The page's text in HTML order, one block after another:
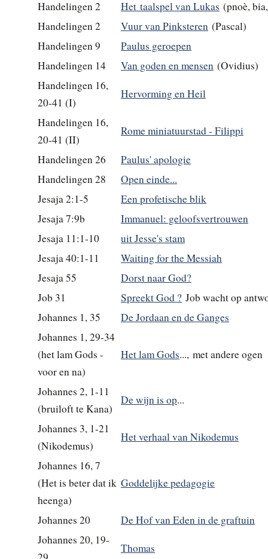
Handelingen 2 Het taalspel van Lukas (pnoè,
Handelingen 2
Vuur van Pinksteren (Pascal)
Handelingen 9
Paulus geroepen
Handelingen 14
Van goden en mensen (Ovidius)
Handelingen 16,
20-41 (I)
Hervorming en Heil
Handelingen 16,
20-41 (II)
Rome miniatuurstad - Filippi
Handelingen 26
Paulus' apologie
Handelingen 28
Open einde...
Jesaja 2:1-5
Een profetische blik
Jesaja 7:9b
Immanuel: geloofsvertrouwen
Jesaja 11:1-10
uit Jesse's stam
Jesaja 40:1-11
Waiting for the Messiah
Jesaja 55
Dorst naar God?
Job 31
Spreekt God ? Job wacht op
Johannes 1, 35
De Jordaan en de Ganges
Johannes 1, 29-34
(het lam Gods -
voor en na)
Het lam Gods..., met andere ogen
Johannes 2, 1-11
(bruiloft te Kana)
De wijn is op...
Johannes 3, 1-21
(Nikodemus)
Het verhaal van Nikodemus
Johannes 16, 7
(Het is beter dat ik
heenga)
Goddelijke pedagogie
Johannes 20
De Hof van Eden in de graftuin
Johannes 20, 19-
Thomas